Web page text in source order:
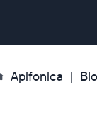
Apifonica